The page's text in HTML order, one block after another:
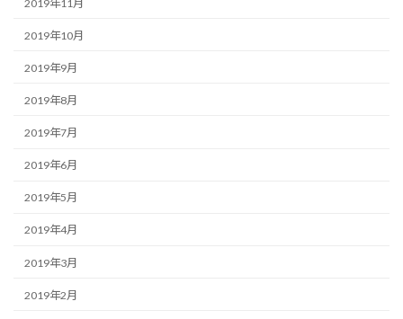
2019年11月
2019年10月
2019年9月
2019年8月
2019年7月
2019年6月
2019年5月
2019年4月
2019年3月
2019年2月